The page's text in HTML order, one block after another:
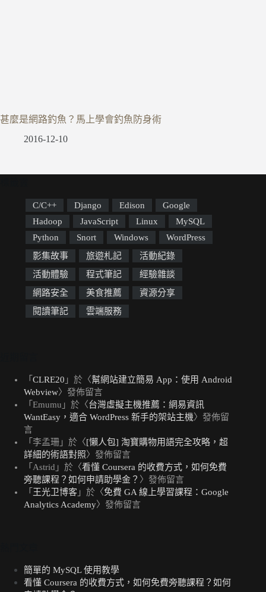
甚麼是網路釣魚？馬上學會釣魚防身術
2016-12-10
C/C++ Django Edison
Google
Hadoop
JavaScript Linux
MySQL
Python
Snort Windows
WordPress
影集故事
旅遊札記
活動紀錄
活動體驗
程式筆記
經驗雜談
網路安全
美食推薦
資源分享
閱讀筆記
雲端服務
「 CLRE20 」於〈幫網站建立簡易 App：使用 Android
Webview〉發佈留言
「 Emumu 」於〈台灣虛擬主機推薦：網易資訊
WantEasy，適合 WordPress 新手的架站主機〉發佈留
言
「 李孟珊 」於〈[懶人包] 淘寶購物用語完全攻略，超
詳細的術語對照〉發佈留言
「 Astrid 」於〈看懂 Coursera 的收費方式，如何免費
旁聽課程？如何申請助學金？ 〉發佈留言
「 王光卫博客 」於〈免費 GA 線上學習課程：Google
Analytics Academy〉發佈留言
簡單的 MySQL 使用教學
看懂 Coursera 的收費方式，如何免費旁聽課程？如何